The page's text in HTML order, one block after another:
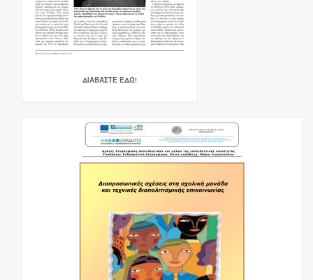
ΔΙΑΒΆΣΤΕ ΕΔΏ!